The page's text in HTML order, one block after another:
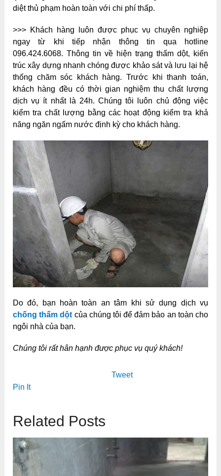
diệt thủ phạm hoàn toàn với chi phí thấp.
>>> Khách hàng luôn được phục vụ chuyên nghiệp
ngay từ khi tiếp nhận thông tin qua hotline
096.424.6068. Thông tin về hiện trạng thấm dột, kiến
trúc xây dựng nhanh chóng được khảo sát và lưu lại hệ
thống chăm sóc khách hàng. Trước khi thanh toán,
khách hàng đều có thời gian nghiệm thu chất lượng
dịch vụ ít nhất là 24h. Chúng tôi luôn chủ động việc
kiểm tra chất lượng bằng các hoạt động kiểm tra khả
năng ngăn ngấm nước định kỳ cho khách hàng.
Do đó, bạn hoàn toàn an tâm khi sử dụng dịch vụ
chống thấm dột của chúng tôi để đảm bảo an toàn cho
ngôi nhà của bạn.
Chúng tôi rất hân hạnh được phục vụ quý khách!
Tweet
Pin It
Related Posts